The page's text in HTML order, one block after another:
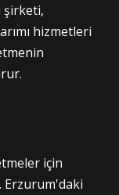
şirketi,
hizmetleri
için
Erzurum'daki